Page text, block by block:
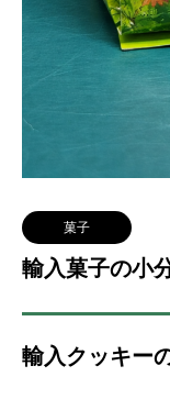
菓子
輸入菓子の小
輸入クッキー